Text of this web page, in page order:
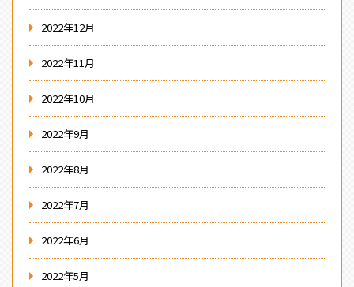
2022年12月
2022年11月
2022年10月
2022年9月
2022年8月
2022年7月
2022年6月
2022年5月